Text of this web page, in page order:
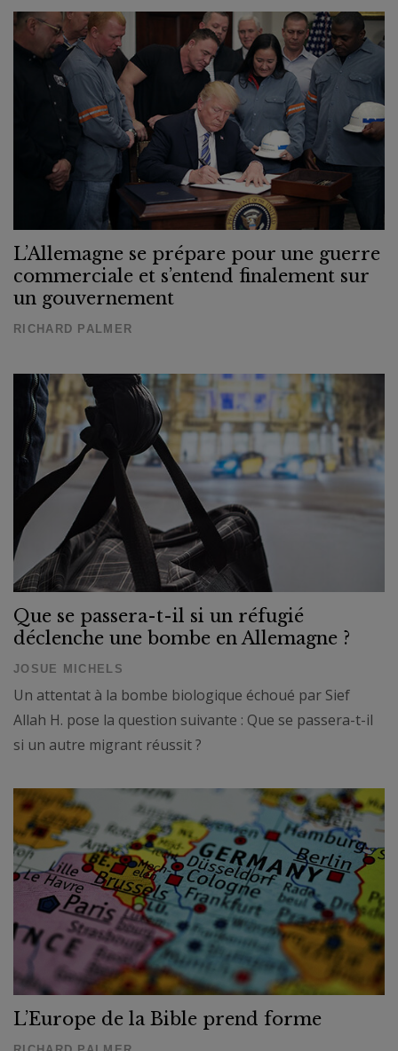
L’Allemagne se prépare pour une guerre
commerciale et s’entend finalement sur
un gouvernement
RICHARD PALMER
Que se passera-t-il si un réfugié
déclenche une bombe en Allemagne ?
JOSUE MICHELS
Un attentat à la bombe biologique échoué par Sief
Allah H. pose la question suivante : Que se passera-t-il
si un autre migrant réussit ?
L’Europe de la Bible prend forme